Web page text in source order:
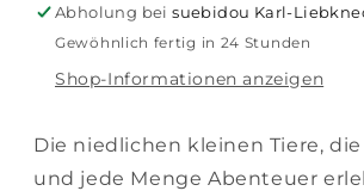
Abholung beisuebidou Karl-
Gewöhnlich fertig in 24 Stunden
Shop-Informationen anzeigen
Die niedlichen kleinen Tiere,
und jede Menge Abenteuer